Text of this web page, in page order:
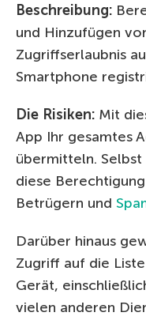
Beschreibung:
und Hinzufügen
Zugriffserlaubnis
Smartphone
Die Risiken: Mit
App Ihr gesamtes
übermitteln.
diese
Betrügern und
Darüber hinaus
Zugriff auf die
Gerät,
vielen anderen